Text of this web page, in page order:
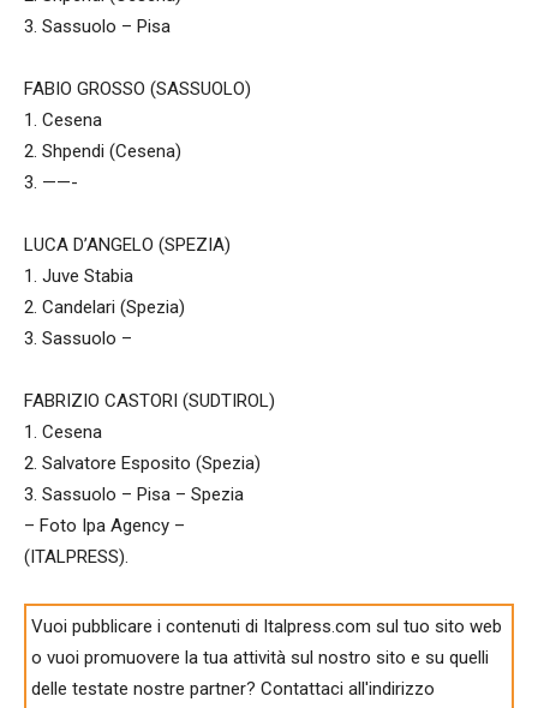
3. Sassuolo – Pisa
FABIO GROSSO (SASSUOLO)
1. Cesena
2. Shpendi (Cesena)
3. ——-
LUCA D’ANGELO (SPEZIA)
1. Juve Stabia
2. Candelari (Spezia)
3. Sassuolo –
FABRIZIO CASTORI (SUDTIROL)
1. Cesena
2. Salvatore Esposito (Spezia)
3. Sassuolo – Pisa – Spezia
– Foto Ipa Agency –
(ITALPRESS).
Vuoi pubblicare i contenuti di Italpress.com sul tuo sito web
o vuoi promuovere la tua attività sul nostro sito e su quelli
delle testate nostre partner? Contattaci all'indirizzo